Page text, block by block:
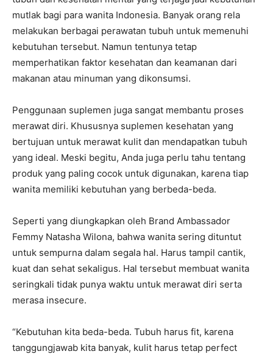
mutlak bagi para wanita Indonesia. Banyak orang rela
melakukan berbagai perawatan tubuh untuk memenuhi
kebutuhan tersebut. Namun tentunya tetap
memperhatikan faktor kesehatan dan keamanan dari
makanan atau minuman yang dikonsumsi.
Penggunaan suplemen juga sangat membantu proses
merawat diri. Khususnya suplemen kesehatan yang
bertujuan untuk merawat kulit dan mendapatkan tubuh
yang ideal. Meski begitu, Anda juga perlu tahu tentang
produk yang paling cocok untuk digunakan, karena tiap
wanita memiliki kebutuhan yang berbeda-beda.
Seperti yang diungkapkan oleh Brand Ambassador
Femmy Natasha Wilona, bahwa wanita sering dituntut
untuk sempurna dalam segala hal. Harus tampil cantik,
kuat dan sehat sekaligus. Hal tersebut membuat wanita
seringkali tidak punya waktu untuk merawat diri serta
merasa insecure.
“Kebutuhan kita beda-beda. Tubuh harus fit, karena
tanggungjawab kita banyak, kulit harus tetap perfect